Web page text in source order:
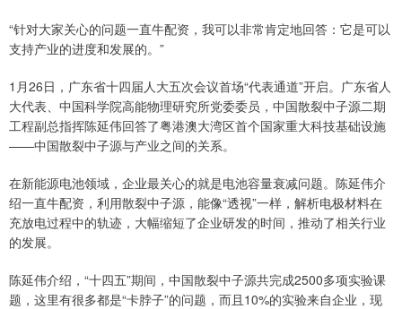
“针对大家关心的问题一直牛配资，我可以非常肯定地回答：它是可以
支持产业的进度和发展的。”
1月26日，广东省十四届人大五次会议首场“代表通道”开启。广东省人
大代表、中国科学院高能物理研究所党委委员，中国散裂中子源二期
工程副总指挥陈延伟回答了粤港澳大湾区首个国家重大科技基础设施
——中国散裂中子源与产业之间的关系。
在新能源电池领域，企业最关心的就是电池容量衰减问题。陈延伟介
绍一直牛配资，利用散裂中子源，能像“透视”一样，解析电极材料在
充放电过程中的轨迹，大幅缩短了企业研发的时间，推动了相关行业
的发展。
陈延伟介绍，“十四五”期间，中国散裂中子源共完成2500多项实验课
题，这里有很多都是“卡脖子”的问题，而且10%的实验来自企业，现